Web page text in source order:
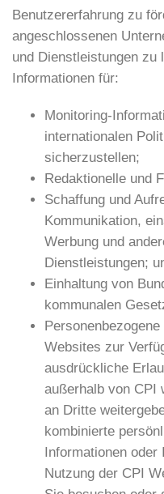
Benutzererfahrung zu
angeschlossenen
und Dienstleistungen zu
Informationen für:
Monitoring-
internationalen
sicherzustellen;
Redaktionelle und
Schaffung und
Kommunikation,
Werbung und
Dienstleistungen;
Einhaltung von
kommunalen
Websites zur
ausdrückliche
außerhalb von CPI
an Dritte
kombinierte
Informationen oder
Nutzung der CPI